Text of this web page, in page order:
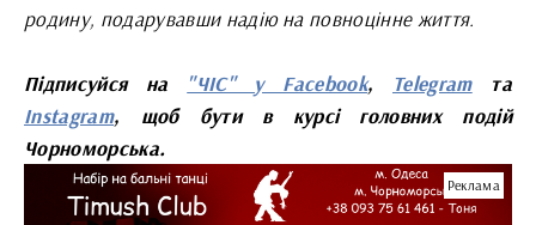
родину, подарувавши надію на повноцінне життя.
Підписуйся на "ЧІС" у Facebook, Telegram
та
Instagram, щоб бути в курсі головних подій
Чорноморська.
Реклама